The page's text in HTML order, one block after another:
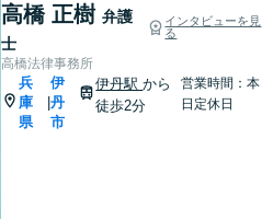
高橋 正樹 弁護
士
インタビューを見
る
高橋法律事務所
兵
庫
県
伊
丹
市
伊丹駅から
徒歩2分
営業時間：本
日定休日